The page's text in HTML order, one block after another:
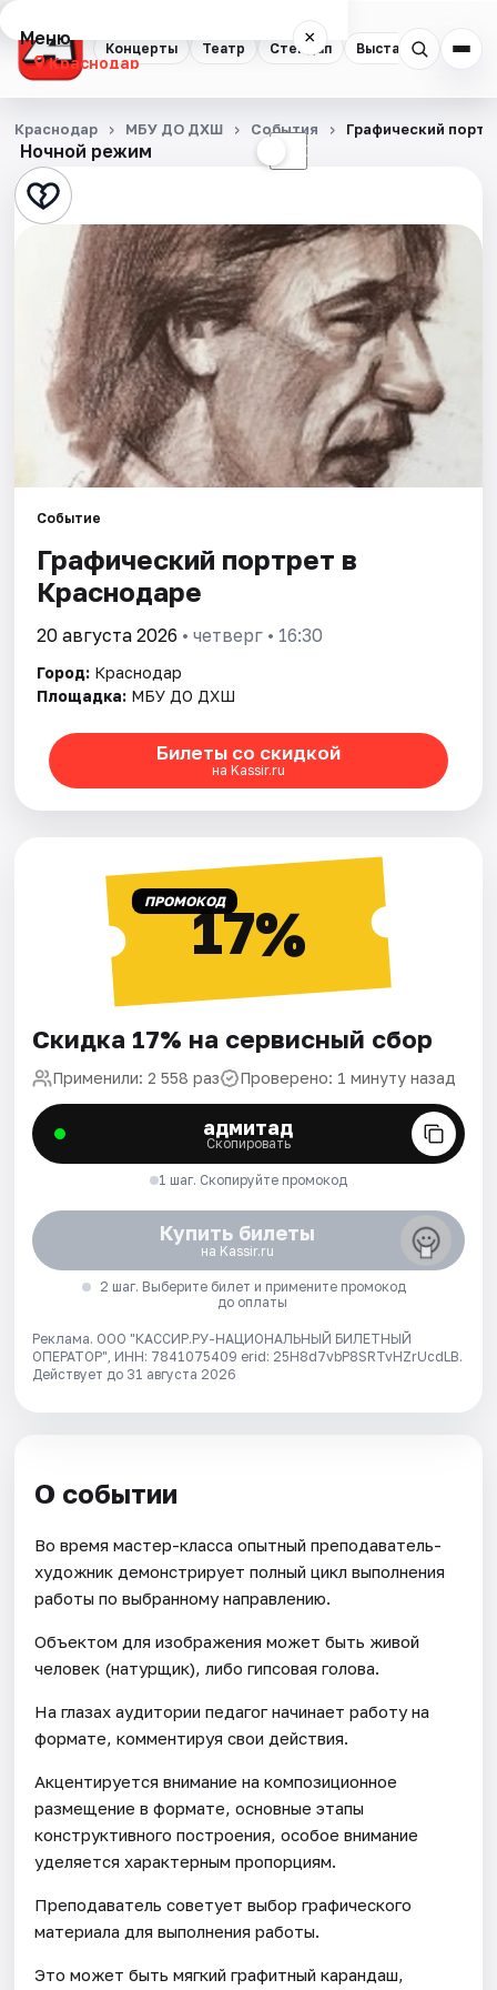
Концерты Театр Стендап Выставки
Меню ×
Краснодар
Концерты
Театр
Стендап
Выставки
Квесты
Экскурсии
Спорт
События
Города
Площадки
Рейтинги
Ночной режим ☾
Краснодар МБУ ДО ДХШ События Графический
Событие
Графический портрет в
Краснодаре
20 августа 2026 • четверг • 16:30
Город: Краснодар
Площадка: МБУ ДО ДХШ
Билеты со скидкой
на Kassir.ru
ПРОМОКОД17%
Скидка 17% на сервисный сбор
Применили: 2 558 раз Проверено: 1 минуту назад
адмитад
Скопировать
1 шаг. Скопируйте промокод
Купить билеты
на Kassir.ru
2 шаг. Выберите билет и примените промокод
до оплаты
Реклама. ООО "КАССИР.РУ-НАЦИОНАЛЬНЫЙ БИЛЕТНЫЙ
ОПЕРАТОР", ИНН: 7841075409 erid: 25H8d7vbP8SRTvHZrUcdLB.
Действует до 31 августа 2026
О событии
Во время мастер-класса опытный преподаватель-
художник демонстрирует полный цикл выполнения
работы по выбранному направлению.
Объектом для изображения может быть живой
человек (натурщик), либо гипсовая голова.
На глазах аудитории педагог начинает работу на
формате, комментируя свои действия.
Акцентируется внимание на композиционное
размещение в формате, основные этапы
конструктивного построения, особое внимание
уделяется характерным пропорциям.
Преподаватель советует выбор графического
материала для выполнения работы.
Это может быть мягкий графитный карандаш,